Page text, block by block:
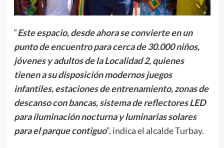
“Este espacio, desde ahora se convierte en un
punto de encuentro para cerca de 30.000 niños,
jóvenes y adultos de la Localidad 2, quienes
tienen a su disposición modernos juegos
infantiles, estaciones de entrenamiento, zonas de
descanso con bancas, sistema de reflectores LED
para iluminación nocturna y luminarias solares
para el parque contiguo”, indica el alcalde Turbay.